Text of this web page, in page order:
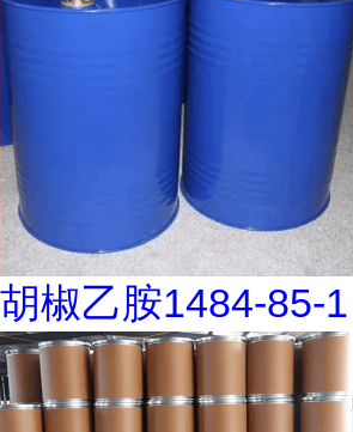
胡椒乙胺1484-85-1